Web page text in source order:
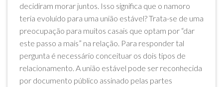
decidiram morar juntos. Isso significa que o namoro
teria evoluído para uma união estável? Trata-se de uma
preocupação para muitos casais que optam por “dar
este passo a mais” na relação. Para responder tal
pergunta é necessário conceituar os dois tipos de
relacionamento. A união estável pode ser reconhecida
por documento público assinado pelas partes